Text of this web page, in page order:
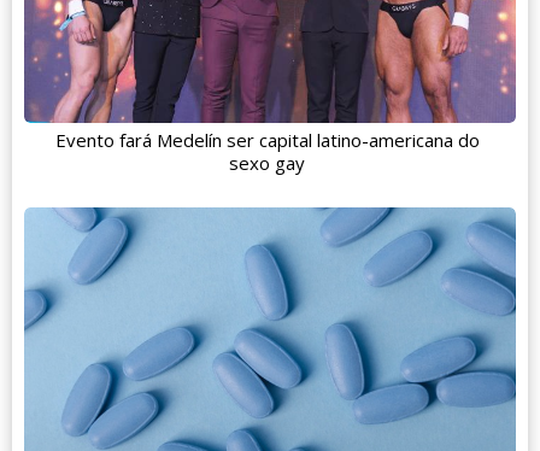
Evento fará Medelín ser capital latino-americana do
sexo gay